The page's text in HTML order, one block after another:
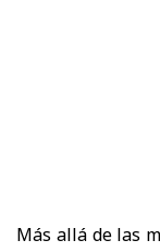
Más allá de las